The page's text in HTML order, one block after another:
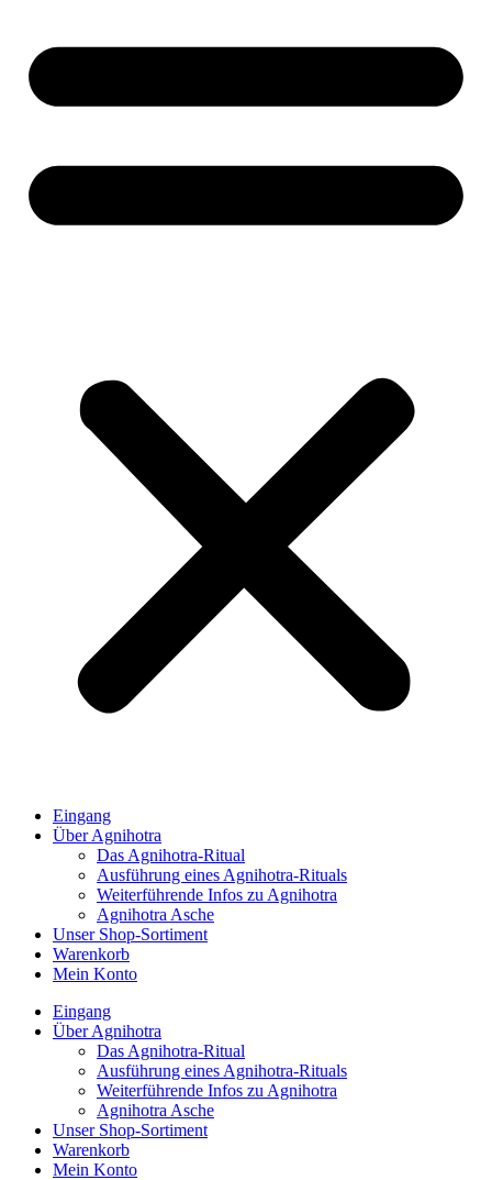
Eingang
Über Agnihotra
Das Agnihotra-Ritual
Ausführung eines Agnihotra-Rituals
Weiterführende Infos zu Agnihotra
Agnihotra Asche
Unser Shop-Sortiment
Warenkorb
Mein Konto
Eingang
Über Agnihotra
Das Agnihotra-Ritual
Ausführung eines Agnihotra-Rituals
Weiterführende Infos zu Agnihotra
Agnihotra Asche
Unser Shop-Sortiment
Warenkorb
Mein Konto